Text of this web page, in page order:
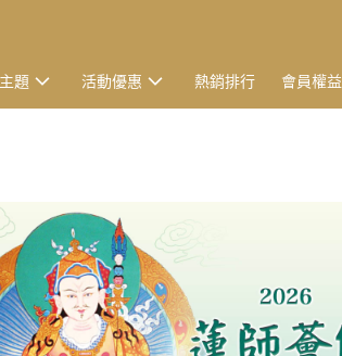
題 活動優惠 熱銷排行 會員權益